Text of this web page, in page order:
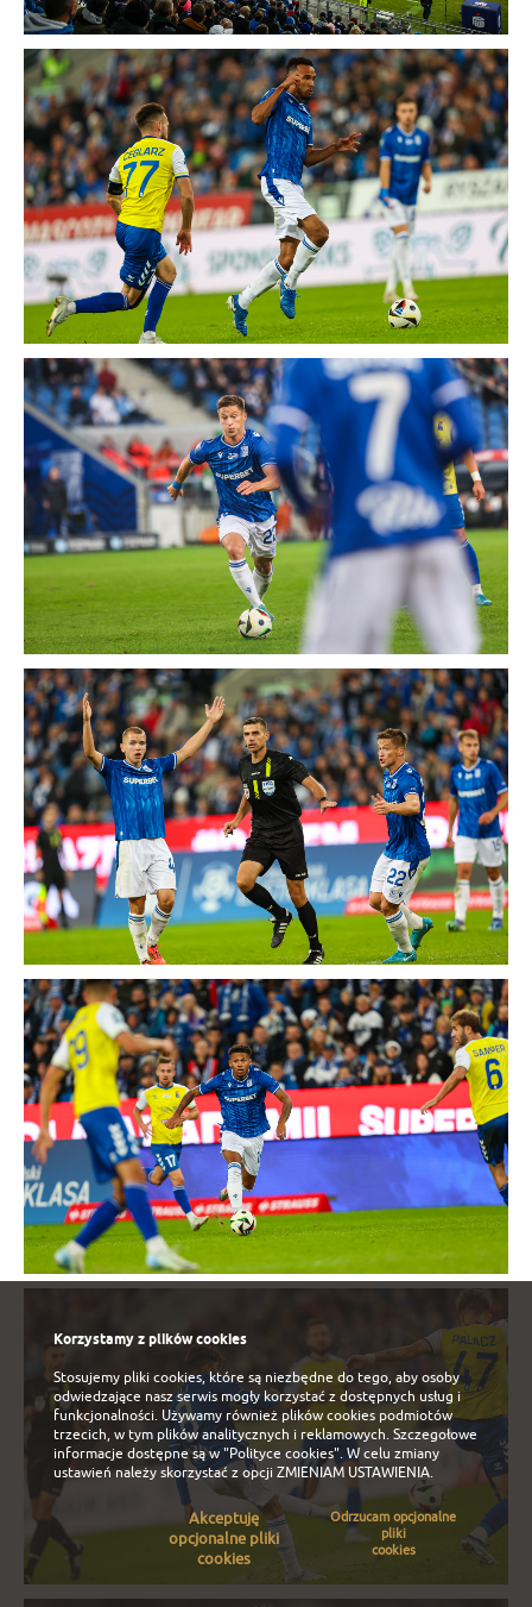
Korzystamy z plików cookies
Stosujemy pliki cookies, które są niezbędne do tego, aby osoby
odwiedzające nasz serwis mogły korzystać z dostępnych usług i
funkcjonalności. Używamy również plików cookies podmiotów
trzecich, w tym plików analitycznych i reklamowych. Szczegołowe
informacje dostępne są w"Polityce cookies". W celu zmiany
ustawień należy skorzystać z opcji ZMIENIAM USTAWIENIA.
Akceptuję
opcjonalne pliki
cookies
Odrzucam opcjonalne
pliki
cookies